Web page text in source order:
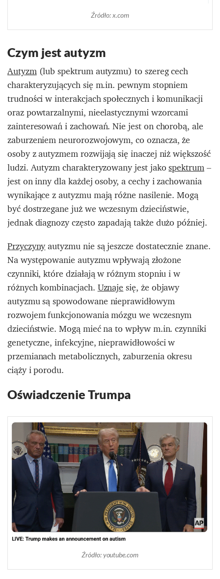
Źródło: x.com
Czym jest autyzm
Autyzm(lub spektrum autyzmu) to szereg cech
charakteryzujących się m.in. pewnym stopniem
trudności w interakcjach społecznych i komunikacji
oraz powtarzalnymi, nieelastycznymi wzorcami
zainteresowań i zachowań. Nie jest on chorobą, ale
zaburzeniem neurorozwojowym, co oznacza, że
osoby z autyzmem rozwijają się inaczej niż większość
ludzi. Autyzm charakteryzowany jest jakospektrum–
jest on inny dla każdej osoby, a cechy i zachowania
wynikające z autyzmu mają różne nasilenie. Mogą
być dostrzegane już we wczesnym dzieciństwie,
jednak diagnozy często zapadają także dużo później.
Przyczynyautyzmu nie są jeszcze dostatecznie znane.
Na występowanie autyzmu wpływają złożone
czynniki, które działają w różnym stopniu i w
różnych kombinacjach.Uznajesię, że objawy
autyzmu są spowodowane nieprawidłowym
rozwojem funkcjonowania mózgu we wczesnym
dzieciństwie. Mogą mieć na to wpływ m.in. czynniki
genetyczne, infekcyjne, nieprawidłowości w
przemianach metabolicznych, zaburzenia okresu
ciąży i porodu.
Oświadczenie Trumpa
Źródło: youtube.com